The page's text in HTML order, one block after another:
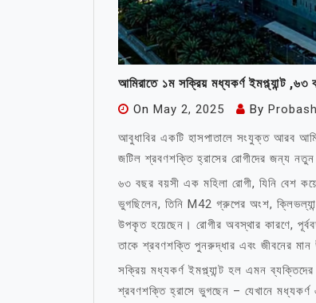
আমিরাতে ১ম সক্রিয় মধ্যকর্ণ ইমপ্ল্যান্ট
On May 2, 2025 By
আবুধাবির একটি হাসপাতালে সংযুক্ত আরব
জটিল শ্রবণশক্তি হ্রাসের রোগীদের জন্য
৬৩ বছর বয়সী এক মহিলা রোগী, যিনি বেশ
ভুগছিলেন, তিনি M42 গ্রুপের অংশ,
উপকৃত হয়েছেন। রোগীর অবস্থার কারণে,
তাকে শ্রবণশক্তি পুনরুদ্ধার এবং জীবনের
সক্রিয় মধ্যকর্ণ ইমপ্ল্যান্ট হল এমন
শ্রবণশক্তি হ্রাসে ভুগছেন – যেখানে